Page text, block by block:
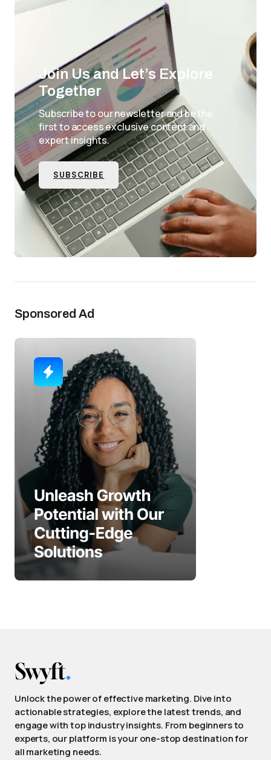
Join Us and Let’s Explore
Together
Subscribe to our newsletter and be the
first to access exclusive content and
expert insights.
SUBSCRIBE
Sponsored Ad
Unlock the power of effective marketing. Dive into
actionable strategies, explore the latest trends, and
engage with top industry insights. From beginners to
experts, our platform is your one-stop destination for
all marketing needs.